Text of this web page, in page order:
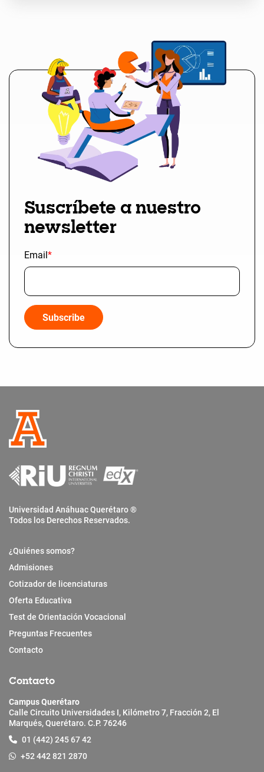
Suscríbete a nuestro
newsletter
Email*
Universidad Anáhuac Querétaro ®
Todos los Derechos Reservados.
¿Quiénes somos?
Admisiones
Cotizador de licenciaturas
Oferta Educativa
Test de Orientación Vocacional
Preguntas Frecuentes
Contacto
Contacto
Campus Querétaro
Calle Circuito Universidades I, Kilómetro 7, Fracción 2, El
Marqués, Querétaro. C.P. 76246
01 (442) 245 67 42
+52 442 821 2870